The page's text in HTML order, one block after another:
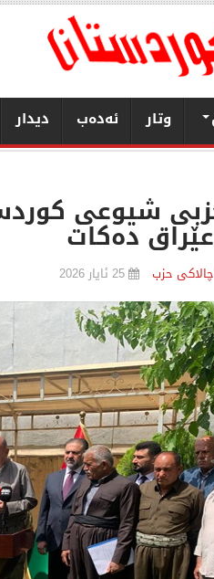
وتار ئەدەب دیدار
شیوعی
دەکات
چالاكی حزب 25 ئایار 2026